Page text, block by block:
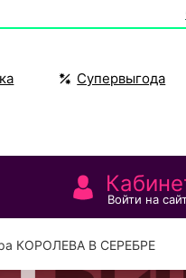
Супервыгода
Войти на
КОРОЛЕВА В СЕРЕБРЕ